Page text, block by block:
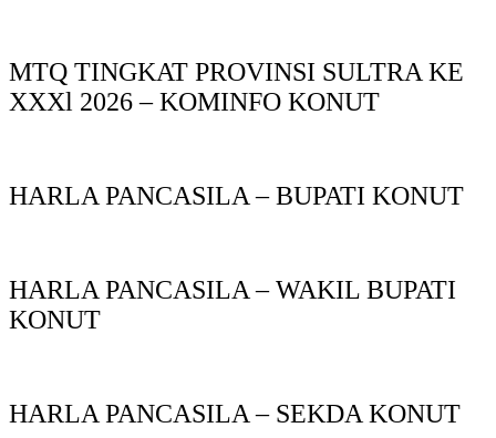
MTQ TINGKAT PROVINSI SULTRA KE
XXXl 2026 – KOMINFO KONUT
HARLA PANCASILA – BUPATI KONUT
HARLA PANCASILA – WAKIL BUPATI
KONUT
HARLA PANCASILA – SEKDA KONUT